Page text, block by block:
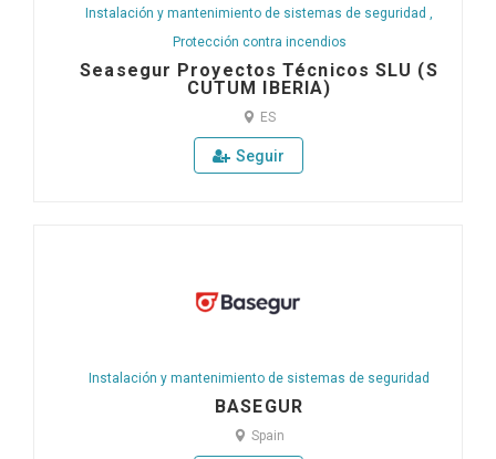
Instalación y mantenimiento de sistemas de seguridad ,
Protección contra incendios
Seasegur Proyectos Técnicos SLU (S
CUTUM IBERIA)
ES
Seguir
Instalación y mantenimiento de sistemas de seguridad
BASEGUR
Spain